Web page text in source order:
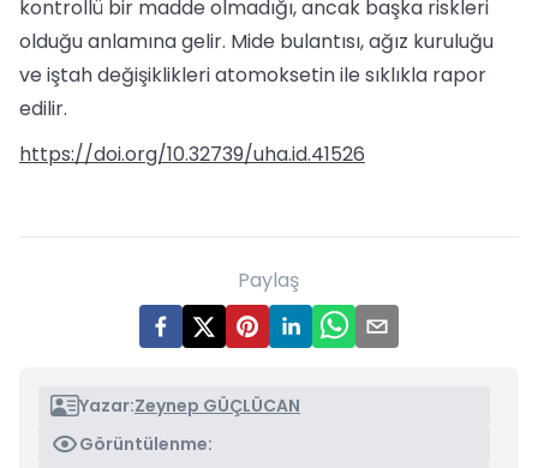
kontrollü bir madde olmadığı, ancak başka riskleri
olduğu anlamına gelir. Mide bulantısı, ağız kuruluğu
ve iştah değişiklikleri atomoksetin ile sıklıkla rapor
edilir.
https://doi.org/10.32739/uha.id.41526
Paylaş
Yazar:Zeynep GÜÇLÜCAN
Görüntülenme: